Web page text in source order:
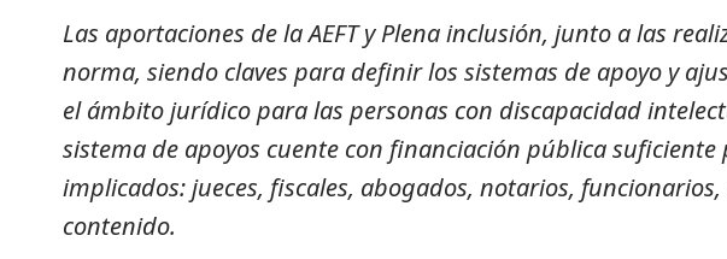
Las aportaciones de la AEFT y Plena inclusión, junto a las
norma, siendo claves para definir los sistemas de apoyo y
el ámbito jurídico para las personas con discapacidad
sistema de apoyos cuente con financiación pública
implicados: jueces, fiscales, abogados, notarios,
contenido.